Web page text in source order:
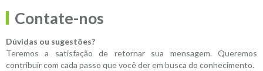
Contate-nos
Dúvidas ou sugestões?
Teremos a satisfação de retornar sua mensagem. Queremos
contribuir com cada passo que você der em busca do conhecimento.